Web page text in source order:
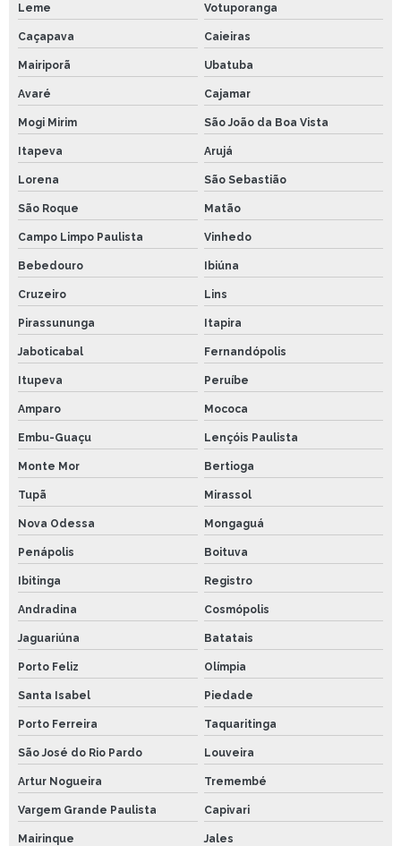
Leme Votuporanga
Caçapava Caieiras
Mairiporã Ubatuba
Avaré Cajamar
Mogi Mirim São João da Boa Vista
Itapeva Arujá
Lorena São Sebastião
São Roque Matão
Campo Limpo Paulista Vinhedo
Bebedouro Ibiúna
Cruzeiro Lins
Pirassununga Itapira
Jaboticabal Fernandópolis
Itupeva Peruíbe
Amparo Mococa
Embu-Guaçu Lençóis Paulista
Monte Mor Bertioga
Tupã Mirassol
Nova Odessa Mongaguá
Penápolis Boituva
Ibitinga Registro
Andradina Cosmópolis
Jaguariúna Batatais
Porto Feliz Olímpia
Santa Isabel Piedade
Porto Ferreira Taquaritinga
São José do Rio Pardo Louveira
Artur Nogueira Tremembé
Vargem Grande Paulista Capivari
Mairinque Jales